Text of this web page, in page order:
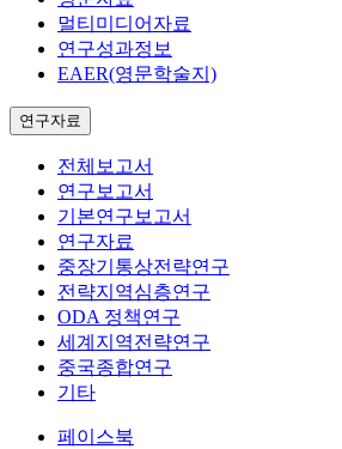
멀티미디어자료
연구성과정보
EAER(영문학술지)
연구자료
전체보고서
연구보고서
기본연구보고서
연구자료
중장기통상전략연구
전략지역심층연구
ODA 정책연구
세계지역전략연구
중국종합연구
기타
페이스북